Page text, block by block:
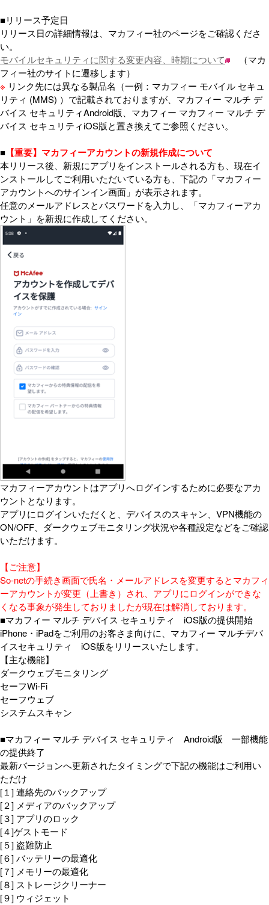
■リリース予定日
リリース日の詳細情報は、マカフィー社のページをご確認くださ
い。
モバイルセキュリティに関する変更内容、時期について
（マカ
フィー社のサイトに遷移します）
※ リンク先には異なる製品名（一例：マカフィー モバイル セキュ
リティ (MMS) ）で記載されておりますが、マカフィー マルチ デ
バイス セキュリティAndroid版、マカフィー マカフィー マルチ デ
バイス セキュリティiOS版と置き換えてご参照ください。
■ 【重要】マカフィーアカウントの新規作成について
本リリース後、新規にアプリをインストールされる方も、現在イ
ンストールしてご利用いただいている方も、下記の「マカフィー
アカウントへのサインイン画面」が表示されます。
任意のメールアドレスとパスワードを入力し、「マカフィーアカ
ウント」を新規に作成してください。
マカフィーアカウントはアプリへログインするために必要なアカ
ウントとなります。
アプリにログインいただくと、デバイスのスキャン、VPN機能の
ON/OFF、ダークウェブモニタリング状況や各種設定などをご確認
いただけます。
【ご注意】
So-netの手続き画面で氏名・メールアドレスを変更するとマカフィ
ーアカウントが変更（上書き）され、アプリにログインができな
くなる事象が発生しておりましたが現在は解消しております。
■マカフィー マルチ デバイス セキュリティ iOS版の提供開始
iPhone・iPadをご利用のお客さま向けに、マカフィー マルチデバ
イスセキュリティ iOS版をリリースいたします。
【主な機能】
ダークウェブモニタリング
セーフWi-Fi
セーフウェブ
システムスキャン
■マカフィー マルチ デバイス セキュリティ Android版 一部機能
の提供終了
最新バージョンへ更新されたタイミングで下記の機能はご利用い
ただけ
[１] 連絡先のバックアップ
[２] メディアのバックアップ
[３] アプリのロック
[４]ゲストモード
[５] 盗難防止
[６] バッテリーの最適化
[７] メモリーの最適化
[８] ストレージクリーナー
[９] ウィジェット